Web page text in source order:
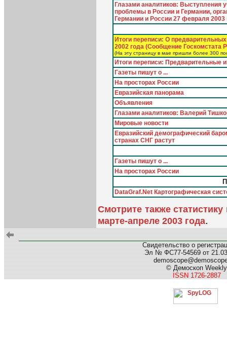
Глазами аналитиков: Выступления
проблемы в России и Германии,
Германии и России 27 февраля 2003
Итоги переписи: О
2002 года (Сообщение Госкомстата
(На эту страницу в мае пришли более 300
Итоги переписи: Предварительные
Газеты пишут о ...
На просторах России
Евразийская панорама
Объявления
Глазами аналитиков: Валерий
Мировые новости
Евразийский демографический
странах СНГ растут
Газеты пишут о ...
На просторах России
DataGraf.Net Картографическая
Смотрите также
марте-апреле 2003 года.
Свидетельство о
Эл № ФС77-54569 от
© Демоскоп Weekly
ISSN 1726-2887